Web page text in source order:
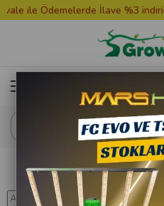
ile Ödemelerde İlave %3 indirim
Anasayfa Ekipman ve